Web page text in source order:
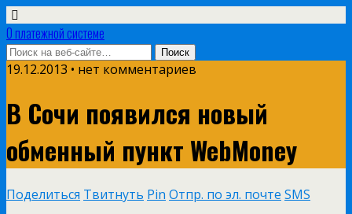
О платежной системе
19.12.2013 • нет комментариев
В Сочи появился новый
обменный пункт WebMoney
Поделиться Твитнуть Pin Отпр. по эл. почте SMS